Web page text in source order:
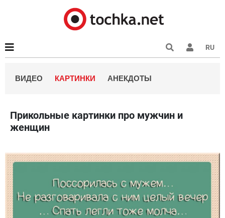
RU
ВИДЕО КАРТИНКИ АНЕКДОТЫ
Прикольные картинки про мужчин и
женщин